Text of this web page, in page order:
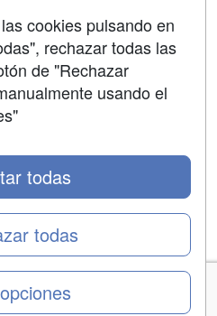
Web, S.L. - Calle
Madrid Tel: 91 533 70 78
cookies pulsando en
rechazar todas las
de "Rechazar
usando el
todas
todas